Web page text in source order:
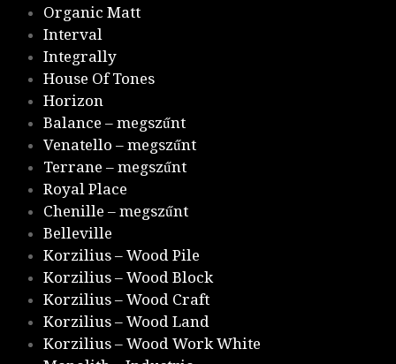
Organic Matt
Interval
Integrally
House Of Tones
Horizon
Balance – megszűnt
Venatello – megszűnt
Terrane – megszűnt
Royal Place
Chenille – megszűnt
Belleville
Korzilius – Wood Pile
Korzilius – Wood Block
Korzilius – Wood Craft
Korzilius – Wood Land
Korzilius – Wood Work White